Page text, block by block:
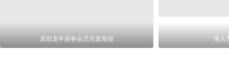
原创龙年新春会员充值海报 情人